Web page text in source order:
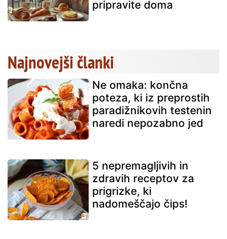
pripravite doma
Najnovejši članki
Ne omaka: končna
poteza, ki iz preprostih
paradižnikovih testenin
naredi nepozabno jed
5 nepremagljivih in
zdravih receptov za
prigrizke, ki
nadomeščajo čips!